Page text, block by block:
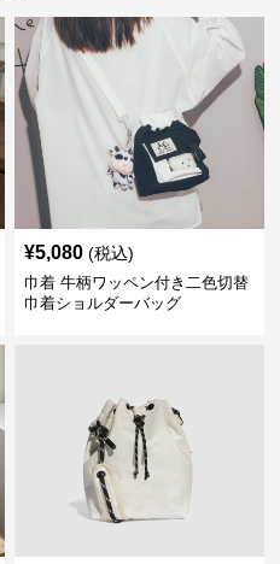
¥5,080 (税込)
巾着 牛柄ワッペン付き二色切替
巾着ショルダーバッグ